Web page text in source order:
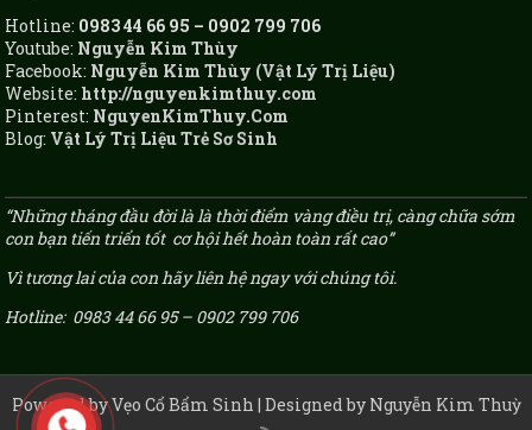
Hotline: 0983 44 66 95 – 0902 799 706
Youtube: Nguyễn Kim Thùy
Facebook: Nguyễn Kim Thùy (Vật Lý Trị Liệu)
Website: http://nguyenkimthuy.com
Pinterest: NguyenKimThuy.Com
Blog: Vật Lý Trị Liệu Trẻ Sơ Sinh
“Những tháng đầu đời là là thời điểm vàng điều trị, càng chữa sớm
con bạn tiến triển tốt cơ hội hết hoàn toàn rất cao”
Vì tương lai của con hãy liên hệ ngay với chúng tôi.
Hotline: 0983 44 66 95 – 0902 799 706
Powered byVẹo Cổ Bẩm Sinh | Designed by Nguyễn Kim Thuỳ